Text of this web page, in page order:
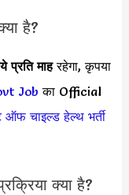
है?
माहरहेगा, कृपया
Job का Official
ऑफ चाइल्ड हेल्थ भर्ती
क्या है?